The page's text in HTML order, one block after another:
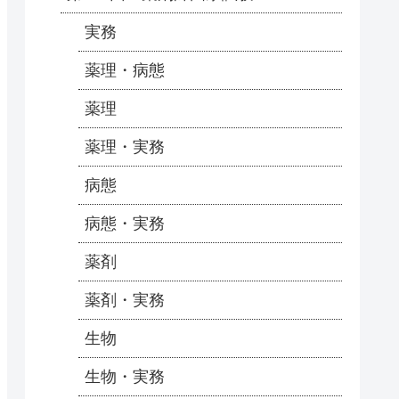
実務
薬理・病態
薬理
薬理・実務
病態
病態・実務
薬剤
薬剤・実務
生物
生物・実務